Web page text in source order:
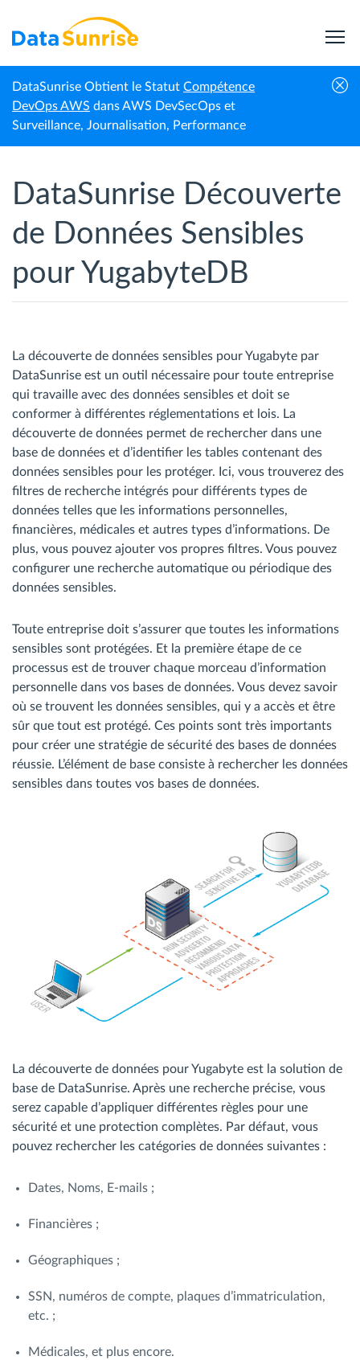
DataSunrise Obtient le Statut Compétence
DevOps AWS dans AWS DevSecOps et
Surveillance, Journalisation, Performance
Accueil YugabyteDB Découverte des données sensibles
DataSunrise Découverte
de Données Sensibles
pour YugabyteDB
La découverte de données sensibles pour Yugabyte par
DataSunrise est un outil nécessaire pour toute entreprise
qui travaille avec des données sensibles et doit se
conformer à différentes réglementations et lois. La
découverte de données permet de rechercher dans une
base de données et d’identifier les tables contenant des
données sensibles pour les protéger. Ici, vous trouverez des
filtres de recherche intégrés pour différents types de
données telles que les informations personnelles,
financières, médicales et autres types d’informations. De
plus, vous pouvez ajouter vos propres filtres. Vous pouvez
configurer une recherche automatique ou périodique des
données sensibles.
Toute entreprise doit s’assurer que toutes les informations
sensibles sont protégées. Et la première étape de ce
processus est de trouver chaque morceau d’information
personnelle dans vos bases de données. Vous devez savoir
où se trouvent les données sensibles, qui y a accès et être
sûr que tout est protégé. Ces points sont très importants
pour créer une stratégie de sécurité des bases de données
réussie. L’élément de base consiste à rechercher les données
sensibles dans toutes vos bases de données.
La découverte de données pour Yugabyte est la solution de
base de DataSunrise. Après une recherche précise, vous
serez capable d’appliquer différentes règles pour une
sécurité et une protection complètes. Par défaut, vous
pouvez rechercher les catégories de données suivantes :
Dates, Noms, E-mails ;
Financières ;
Géographiques ;
SSN, numéros de compte, plaques d’immatriculation,
etc. ;
Médicales, et plus encore.